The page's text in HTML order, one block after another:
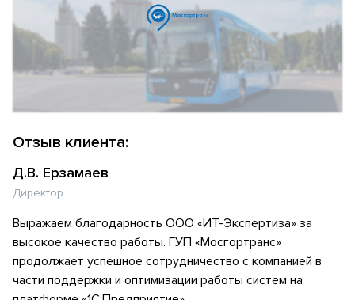
Отзыв клиента:
Д.В. Ерзамаев
Директор
Выражаем благодарность ООО «ИТ-Экспертиза» за
высокое качество работы. ГУП «Мосгортранс»
продолжает успешное сотрудничество с компанией в
части поддержки и оптимизации работы систем на